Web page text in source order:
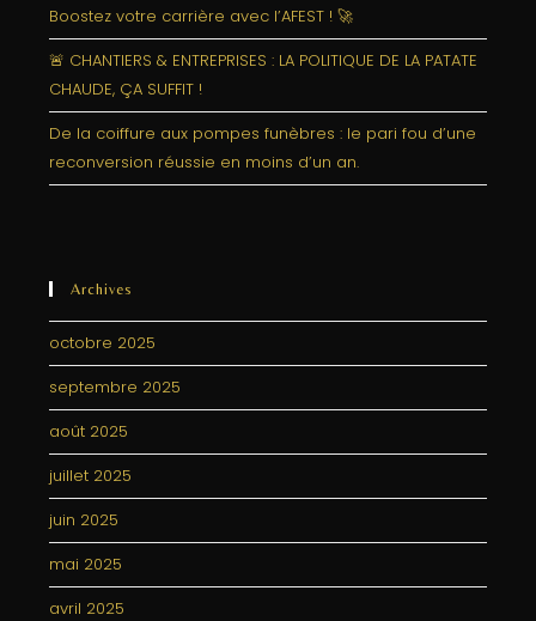
Boostez votre carrière avec l’AFEST ! 🚀
🚨 CHANTIERS & ENTREPRISES : LA POLITIQUE DE LA PATATE
CHAUDE, ÇA SUFFIT !
De la coiffure aux pompes funèbres : le pari fou d’une
reconversion réussie en moins d’un an.
Archives
octobre 2025
septembre 2025
août 2025
juillet 2025
juin 2025
mai 2025
avril 2025